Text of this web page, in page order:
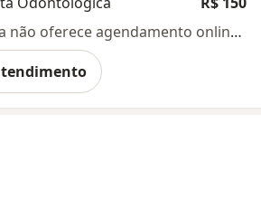
Esse especialista não oferece agendamento online para esse endereço.